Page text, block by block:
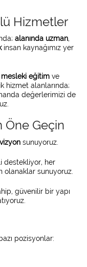
Hizmetler
alanında uzman,
insan kaynağımız yer
mesleki eğitim ve
hizmet alanlarında;
değerlerimizi de
Öne Geçin
sunuyoruz.
destekliyor, her
olanaklar sunuyoruz.
güvenilir bir yapı
pozisyonlar: